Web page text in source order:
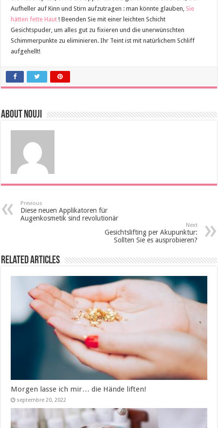
Aufheller auf Kinn und Stirn aufzutragen : man könnte glauben, Sie
hätten fette Haut ! Beenden Sie mit einer leichten Schicht
Gesichtspuder, um alles gut zu fixieren und die unerwünschten
Schimmerpunkte zu eliminieren. Ihr Teint ist mit natürlichem Schliff
aufgehellt!
About Nouji
Previous
Diese neuen Applikatoren für
Augenkosmetik sind revolutionär
Next
Gesichtslifting per Akupunktur:
Sollten Sie es ausprobieren?
Related Articles
Morgen lasse ich mir… die Hände liften!
septembre 20, 2022